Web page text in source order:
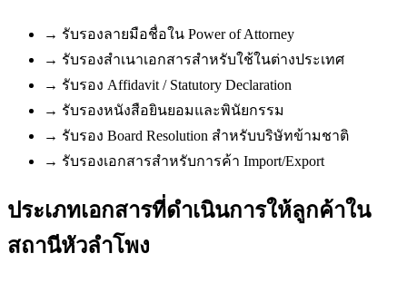
→ รับรองลายมือชื่อใน Power of Attorney
→ รับรองสำเนาเอกสารสำหรับใช้ในต่างประเทศ
→ รับรอง Affidavit / Statutory Declaration
→ รับรองหนังสือยินยอมและพินัยกรรม
→ รับรอง Board Resolution สำหรับบริษัทข้ามชาติ
→ รับรองเอกสารสำหรับการค้า Import/Export
ประเภทเอกสารที่ดำเนินการให้ลูกค้าใน
สถานีหัวลำโพง